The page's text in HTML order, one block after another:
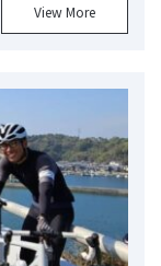
View More